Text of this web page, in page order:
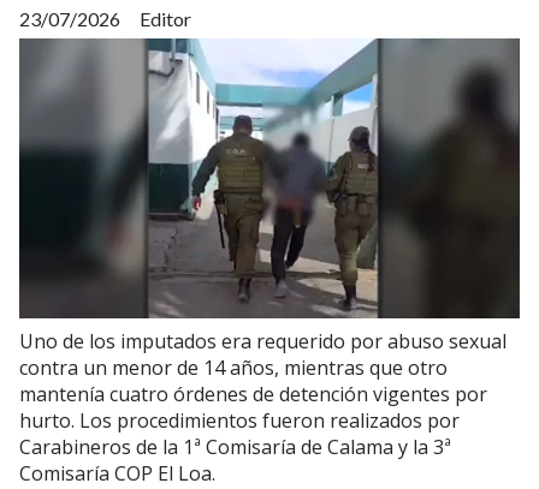
Editor
23/07/2026
Uno de los imputados era requerido por abuso sexual
contra un menor de 14 años, mientras que otro
mantenía cuatro órdenes de detención vigentes por
hurto. Los procedimientos fueron realizados por
Carabineros de la 1ª Comisaría de Calama y la 3ª
Comisaría COP El Loa.